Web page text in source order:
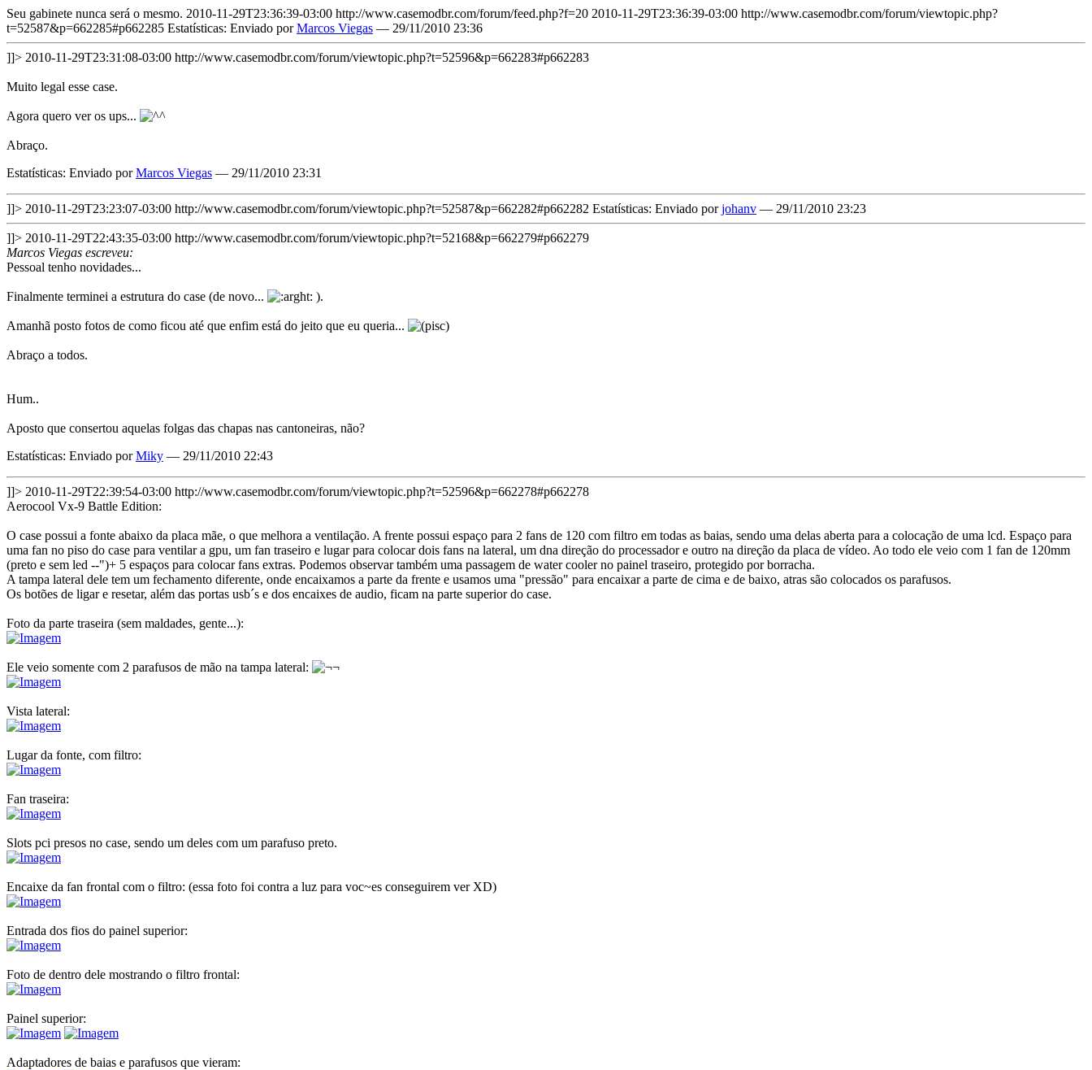
Seu gabinete nunca será o mesmo. 2010-11-29T23:36:39-03:00 http://www.casemodbr.com/forum/feed.php?f=20 2010-11-29T23:36:39-03:00 http://www.casemodbr.com/forum/viewtopic.php?
t=52587&p=662285#p662285 Estatísticas: Enviado porMarcos Viegas — 29/11/2010 23:36
]]> 2010-11-29T23:31:08-03:00 http://www.casemodbr.com/forum/viewtopic.php?t=52596&p=662283#p662283
Muito legal esse case.
Agora quero ver os ups...
Abraço.
Estatísticas: Enviado porMarcos Viegas — 29/11/2010 23:31
]]> 2010-11-29T23:23:07-03:00 http://www.casemodbr.com/forum/viewtopic.php?t=52587&p=662282#p662282 Estatísticas: Enviado porjohanv — 29/11/2010 23:23
]]> 2010-11-29T22:43:35-03:00 http://www.casemodbr.com/forum/viewtopic.php?t=52168&p=662279#p662279
Marcos Viegas escreveu:
Pessoal tenho novidades...
Finalmente terminei a estrutura do case (de novo... ).
Amanhã posto fotos de como ficou até que enfim está do jeito que eu queria...
Abraço a todos.
Hum..
Aposto que consertou aquelas folgas das chapas nas cantoneiras, não?
Estatísticas: Enviado porMiky — 29/11/2010 22:43
]]> 2010-11-29T22:39:54-03:00 http://www.casemodbr.com/forum/viewtopic.php?t=52596&p=662278#p662278
Aerocool Vx-9 Battle Edition:
O case possui a fonte abaixo da placa mãe, o que melhora a ventilação. A frente possui espaço para 2 fans de 120 com filtro em todas as baias, sendo uma delas aberta para a colocação de uma lcd. Espaço para
uma fan no piso do case para ventilar a gpu, um fan traseiro e lugar para colocar dois fans na lateral, um dna direção do processador e outro na direção da placa de vídeo. Ao todo ele veio com 1 fan de 120mm
(preto e sem led --")+ 5 espaços para colocar fans extras. Podemos observar também uma passagem de water cooler no painel traseiro, protegido por borracha.
A tampa lateral dele tem um fechamento diferente, onde encaixamos a parte da frente e usamos uma "pressão" para encaixar a parte de cima e de baixo, atras são colocados os parafusos.
Os botões de ligar e resetar, além das portas usb´s e dos encaixes de audio, ficam na parte superior do case.
Foto da parte traseira (sem maldades, gente...):
Ele veio somente com 2 parafusos de mão na tampa lateral:
Vista lateral:
Lugar da fonte, com filtro:
Fan traseira:
Slots pci presos no case, sendo um deles com um parafuso preto.
Encaixe da fan frontal com o filtro: (essa foto foi contra a luz para voc~es conseguirem ver XD)
Entrada dos fios do painel superior:
Foto de dentro dele mostrando o filtro frontal:
Painel superior:
Adaptadores de baias e parafusos que vieram: